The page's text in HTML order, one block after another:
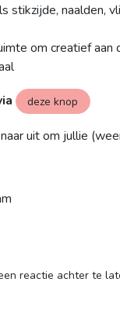
stikzijde, naalden,
om creatief aan
deze knop
uit om jullie
reactie achter te